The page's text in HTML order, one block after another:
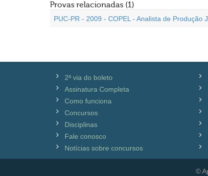
Provas relacionadas (1)
PUC-PR - 2009 - COPEL - Analista de
2ª via do boleto
Assinatura Completa
Como funciona
Concursos
Disciplinas
Fale conosco
Notícias sobre concursos
©